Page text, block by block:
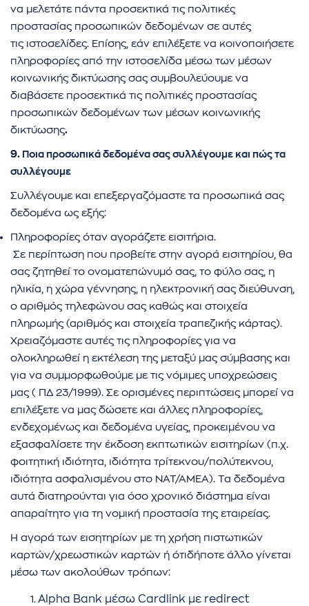
να μελετάτε πάντα προσεκτικά τις πολιτικές
προστασίας προσωπικών δεδομένων σε αυτές
τις ιστοσελίδες. Επίσης, εάν επιλέξετε να κοινοποιήσετε
πληροφορίες από την ιστοσελίδα μέσω των μέσων
κοινωνικής δικτύωσης σας συμβουλεύουμε να
διαβάσετε προσεκτικά τις πολιτικές προστασίας
προσωπικών δεδομένων των μέσων κοινωνικής
δικτύωσης.
9. Ποια προσωπικά δεδομένα σας συλλέγουμε και πώς τα
συλλέγουμε
Συλλέγουμε και επεξεργαζόμαστε τα προσωπικά σας
δεδομένα ως εξής:
Πληροφορίες όταν αγοράζετε εισιτήρια.
Σε περίπτωση που προβείτε στην αγορά εισιτηρίου, θα
σας ζητηθεί το ονοματεπώνυμό σας, το φύλο σας, η
ηλικία, η χώρα γέννησης, η ηλεκτρονική σας διεύθυνση,
ο αριθμός τηλεφώνου σας καθώς και στοιχεία
πληρωμής (αριθμός και στοιχεία τραπεζικής κάρτας).
Χρειαζόμαστε αυτές τις πληροφορίες για να
ολοκληρωθεί η εκτέλεση της μεταξύ μας σύμβασης και
για να συμμορφωθούμε με τις νόμιμες υποχρεώσεις
μας ( ΠΔ 23/1999). Σε ορισμένες περιπτώσεις μπορεί να
επιλέξετε να μας δώσετε και άλλες πληροφορίες,
ενδεχομένως και δεδομένα υγείας, προκειμένου να
εξασφαλίσετε την έκδοση εκπτωτικών εισιτηρίων (π.χ.
φοιτητική ιδιότητα, ιδιότητα τρίτεκνου/πολύτεκνου,
ιδιότητα ασφαλισμένου στο ΝΑΤ/ΑΜΕΑ). Τα δεδομένα
αυτά διατηρούνται για όσο χρονικό διάστημα είναι
απαραίτητο για τη νομική προστασία της εταιρείας.
Η αγορά των εισητηρίων με τη χρήση πιστωτικών
καρτών/χρεωστικών καρτών ή ότιδήποτε άλλο γίνεται
μέσω των ακολούθων τρόπων:
Alpha Bank μέσω Cardlink με redirect